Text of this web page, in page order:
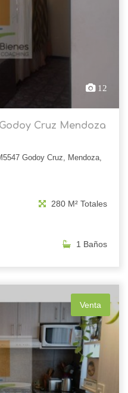
12
Cruz Mendoza
Godoy Cruz, Mendoza,
280 M² Totales
1 Baños
Venta